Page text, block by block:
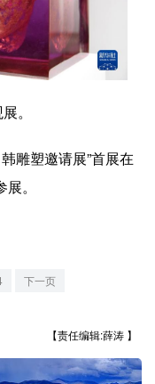
化 数字经济
龄 溯源中国
海 江苏
。
雕塑邀请展”首展在
。
下一页
【责任编辑:薛涛 】